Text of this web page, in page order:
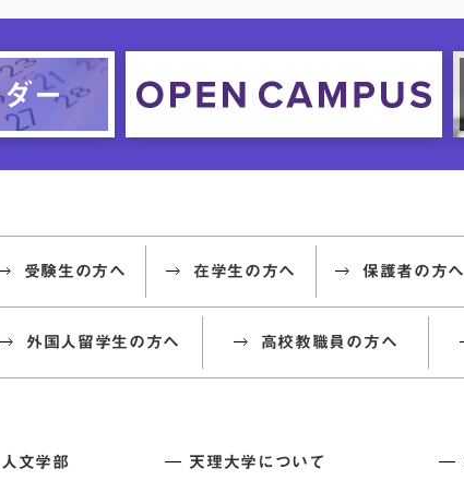
受験生の方へ 在学生の方へ 保護者の方へ
外国人留学生の方へ 高校教職員の方へ
人文学部 天理大学について